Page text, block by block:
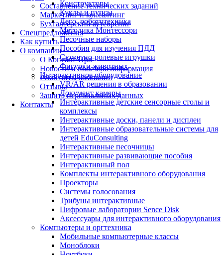
Составление технических заданий
Маркетинг и консалтинг
Бухгалтерский аутсорсинг
Спецпредложения
Как купить
О компании
О Консалт-Про
Новости и полезная информация
Реквизиты компании
Отзывы
Защита персональных данных
Контакты
Конструкторы
Куклы и пупсы
Лего, робототехника
Методика Монтессори
Песочные наборы
Пособия для изучения ПДД
Сюжетно-ролевые игрушки
Фигурки животных
Интерактивное оборудование
VR/AR решения в образовании
Документ камеры
Интерактивные детские сенсорные столы и
комплексы
Интерактивные доски, панели и дисплеи
Интерактивные образовательные системы для
детей EduConsulting
Интерактивные песочницы
Интерактивные развивающие пособия
Интерактивный пол
Комплекты интерактивного оборудования
Проекторы
Системы голосования
Трибуны интерактивные
Цифровые лаборатории Sence Disk
Аксессуары для интерактивного оборудования
Компьютеры и оргтехника
Мобильные компьютерные классы
Моноблоки